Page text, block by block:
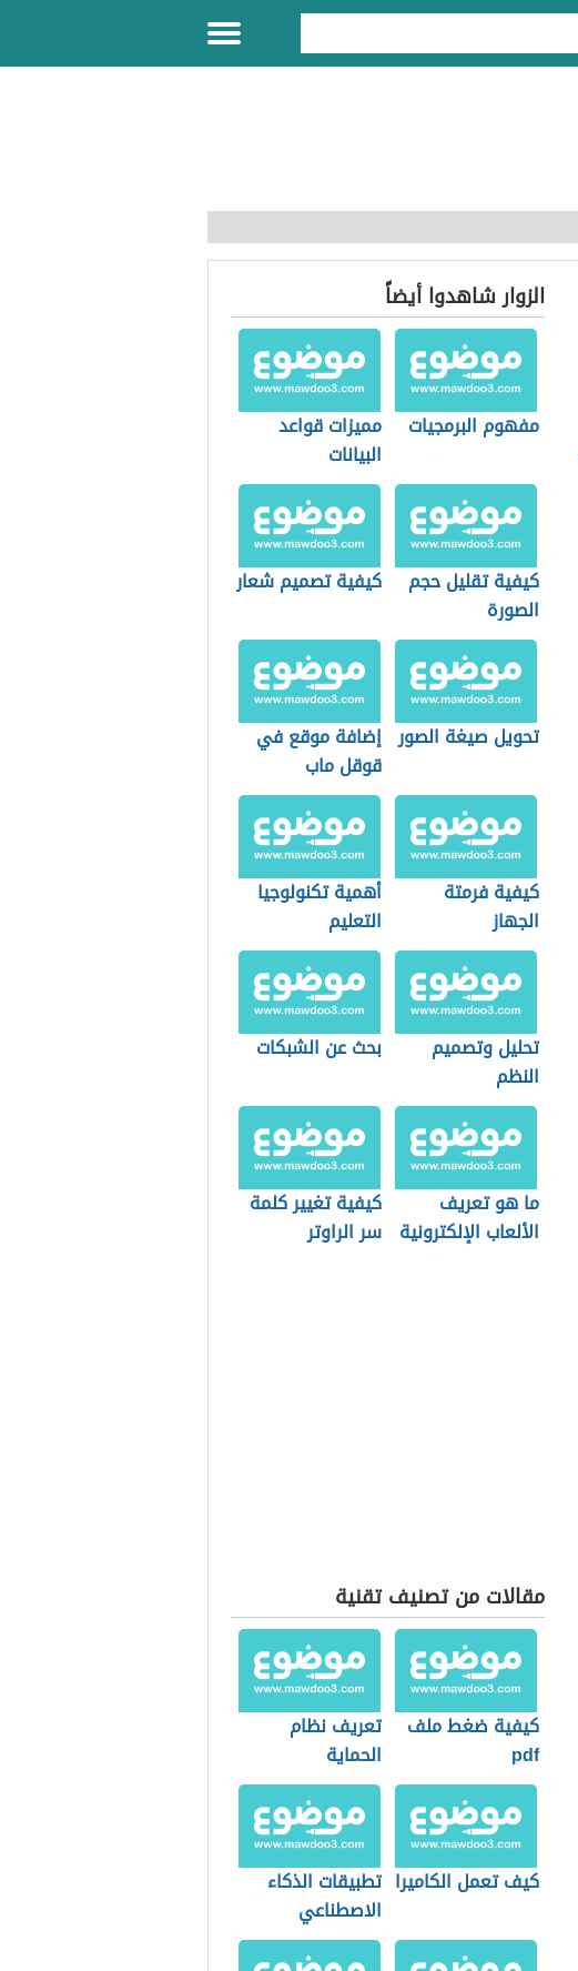
الزوار شاهدوا أيضاً
مفهوم البرمجيات
مميزات قواعد
البيانات
كيفية تقليل حجم
الصورة
كيفية تصميم شعار
تحويل صيغة الصور إضافة موقع في
قوقل ماب
كيفية فرمتة
الجهاز
أهمية تكنولوجيا
التعليم
تحليل وتصميم
النظم
بحث عن الشبكات
ما هو تعريف
الألعاب الإلكترونية
كيفية تغيير كلمة
سر الراوتر
مقالات من تصنيف تقنية
كيفية ضغط ملف
pdf
تعريف نظام
الحماية
كيف تعمل الكاميرا تطبيقات الذكاء
الاصطناعي